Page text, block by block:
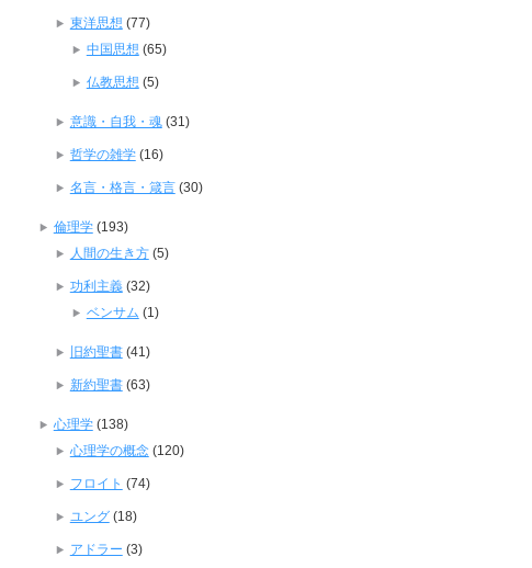
東洋思想 (77)
中国思想 (65)
仏教思想 (5)
意識・自我・魂(31)
哲学の雑学(16)
名言・格言・箴言(30)
倫理学(193)
人間の生き方(5)
功利主義(32)
ベンサム (1)
旧約聖書(41)
新約聖書(63)
心理学(138)
心理学の概念(120)
フロイト (74)
ユング(18)
アドラー (3)